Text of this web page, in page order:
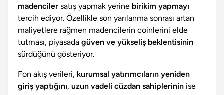
madenciler satış yapmak yerine birikim yapmayı
tercih ediyor. Özellikle son yarılanma sonrası artan
maliyetlere rağmen madencilerin coinlerini elde
tutması, piyasada güven ve yükseliş beklentisinin
sürdüğünü gösteriyor.
Fon akış verileri, kurumsal yatırımcıların yeniden
giriş yaptığını, uzun vadeli cüzdan sahiplerinin ise